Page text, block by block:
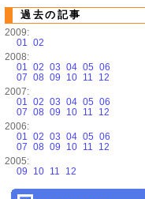
過去の記事
2009:
01 02
2008:
01 02 03 04 05 06
07 08 09 10 11
12
2007:
01 02 03 04 05 06
07 08 09 10 11
12
2006:
01 02 03 04 05 06
07 08 09 10 11
12
2005:
09
10 11 12